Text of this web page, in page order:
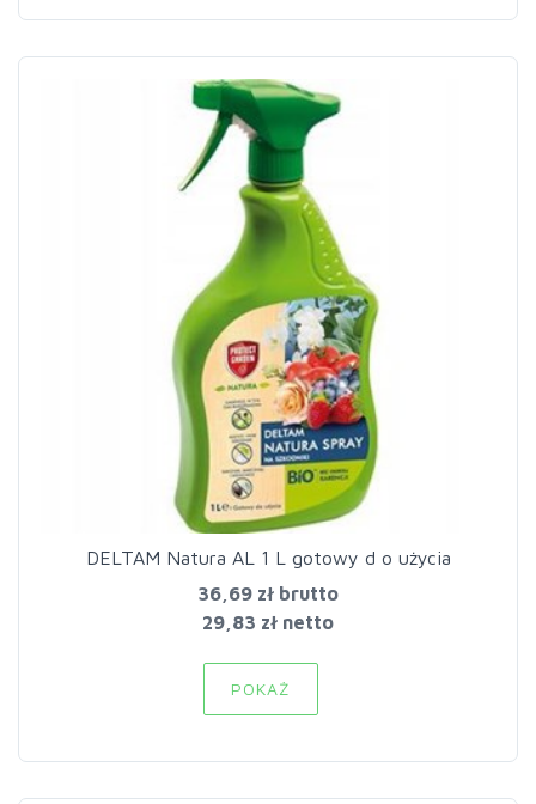
DELTAM Natura AL 1 L gotowy d o użycia
36,69 zł brutto
29,83 zł netto
POKAŻ